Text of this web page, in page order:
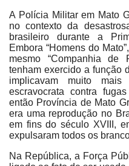
A Polícia Militar em Mato
no contexto da
brasileiro durante a
Embora “Homens do
mesmo “Companhia de
tenham exercido a função
implicavam muito
escravocrata contra
então Província de Mato
era uma reprodução no
em fins do século XVIII,
expulsaram todos os
Na República, a Força